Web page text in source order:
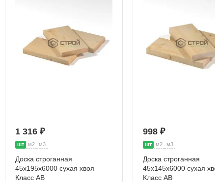
1 316 ₽
шт м2 м3
Доска строганная
45х195х6000 сухая хвоя
Класс АВ
998 ₽
шт м2 м3
Доска строганная
45х145х6000 сухая
Класс АВ